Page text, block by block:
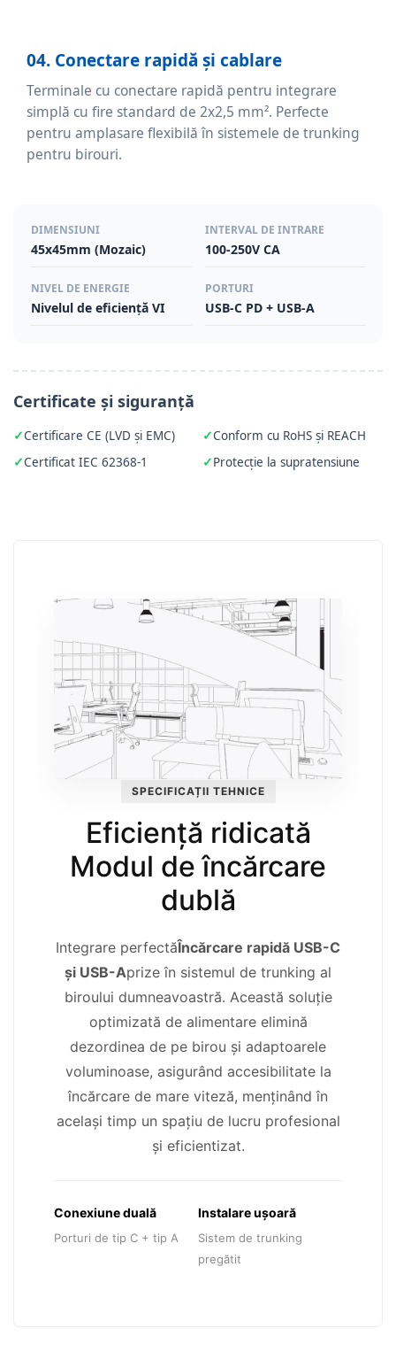
04. Conectare rapidă și cablare
Terminale cu conectare rapidă pentru integrare
simplă cu fire standard de 2x2,5 mm². Perfecte
pentru amplasare flexibilă în sistemele de trunking
pentru birouri.
DIMENSIUNI
45x45mm (Mozaic)
INTERVAL DE INTRARE
100-250V CA
NIVEL DE ENERGIE
Nivelul de eficiență VI
PORTURI
USB-C PD + USB-A
Certificate și siguranță
Certificare CE (LVD și EMC)
Conform cu RoHS și REACH
Certificat IEC 62368-1
Protecție la supratensiune
SPECIFICAȚII TEHNICE
Eficiență ridicată
Modul de încărcare
dublă
Integrare perfectăÎncărcare rapidă USB-C
și USB-Aprize în sistemul de trunking al
biroului dumneavoastră. Această soluție
optimizată de alimentare elimină
dezordinea de pe birou și adaptoarele
voluminoase, asigurând accesibilitate la
încărcare de mare viteză, menținând în
același timp un spațiu de lucru profesional
și eficientizat.
Conexiune duală
Porturi de tip C + tip A
Instalare ușoară
Sistem de trunking
pregătit